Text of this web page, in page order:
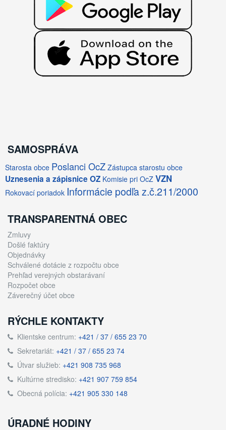
SAMOSPRÁVA
Starosta obce Poslanci OcZ Zástupca starostu obce
Uznesenia a zápisnice OZ Komisie pri OcZ VZN
Rokovací poriadok Informácie podľa z.č.211/2000
TRANSPARENTNÁ OBEC
Zmluvy
Došlé faktúry
Objednávky
Schválené dotácie z rozpočtu obce
Prehľad verejných obstarávaní
Rozpočet obce
Záverečný účet obce
RÝCHLE KONTAKTY
Klientske centrum: +421 / 37 / 655 23 70
Sekretariát: +421 / 37 / 655 23 74
Útvar služieb: +421 908 735 968
Kultúrne stredisko: +421 907 759 854
Obecná polícia: +421 905 330 148
ÚRADNÉ HODINY